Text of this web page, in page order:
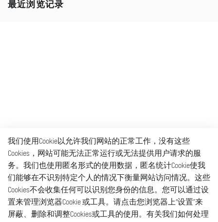
最近浏览记录
我们使用Cookie以允许我们网站的正常工作，没有这些
Cookies，网站可能无法正常运行或无法提供用户请求的服
务。我们也使用匿名形式的使用数据，匿名统计Cookie使我
们能够在不识别特定个人的情况下衡量网站访问情况。这些
Cookies不会收集任何可以识别您身份的信息。您可以通过设
置来管理浏览器Cookie 或工具。请点击您浏览器上“设置”来
屏蔽、删除和调整Cookies或工具的使用。有关我们如何处理